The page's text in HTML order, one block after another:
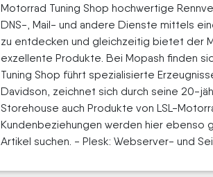
Motorrad Tuning Shop hochwertige
DNS-, Mail- und andere Dienste mittels
zu entdecken und gleichzeitig bietet der
exzellente Produkte. Bei Mopash finden
Tuning Shop führt spezialisierte
Davidson, zeichnet sich durch seine 20-
Storehouse auch Produkte von LSL-
Kundenbeziehungen werden hier
Artikel suchen. - Plesk: Webserver- und